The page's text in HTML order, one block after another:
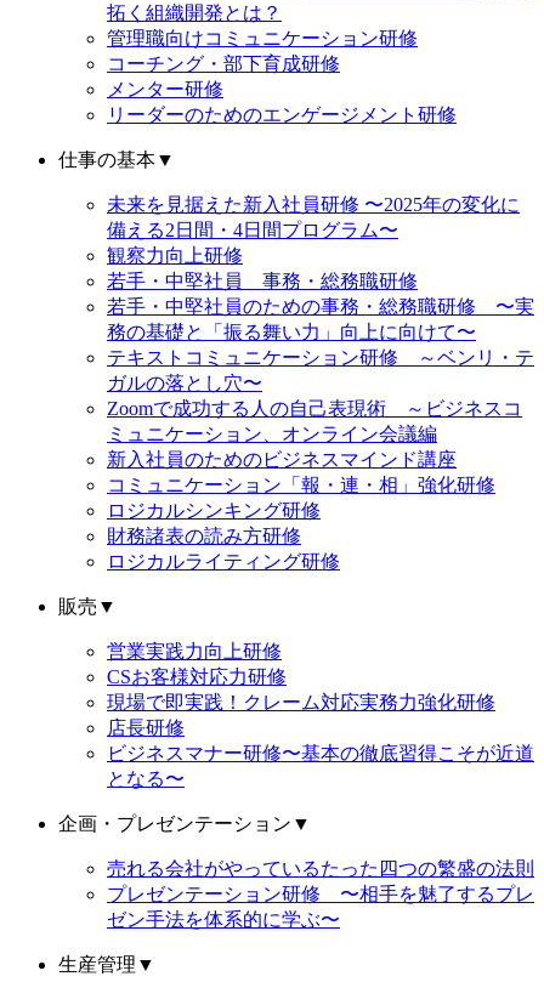
拓く組織開発とは？
管理職向けコミュニケーション研修
コーチング・部下育成研修
メンター研修
リーダーのためのエンゲージメント研修
仕事の基本▼
未来を見据えた新入社員研修 〜2025年の変化に
備える2日間・4日間プログラム〜
観察力向上研修
若手・中堅社員 事務・総務職研修
若手・中堅社員のための事務・総務職研修 〜実
務の基礎と「振る舞い力」向上に向けて〜
テキストコミュニケーション研修 ～ベンリ・テ
ガルの落とし穴〜
Zoomで成功する人の自己表現術 ～ビジネスコ
ミュニケーション、オンライン会議編
新入社員のためのビジネスマインド講座
コミュニケーション「報・連・相」強化研修
ロジカルシンキング研修
財務諸表の読み方研修
ロジカルライティング研修
販売 ▼
営業実践力向上研修
CSお客様対応力研修
現場で即実践！クレーム対応実務力強化研修
店長研修
ビジネスマナー研修〜基本の徹底習得こそが近道
となる〜
企画・プレゼンテーション ▼
売れる会社がやっているたった四つの繁盛の法則
プレゼンテーション研修 〜相手を魅了するプレ
ゼン手法を体系的に学ぶ〜
生産管理 ▼